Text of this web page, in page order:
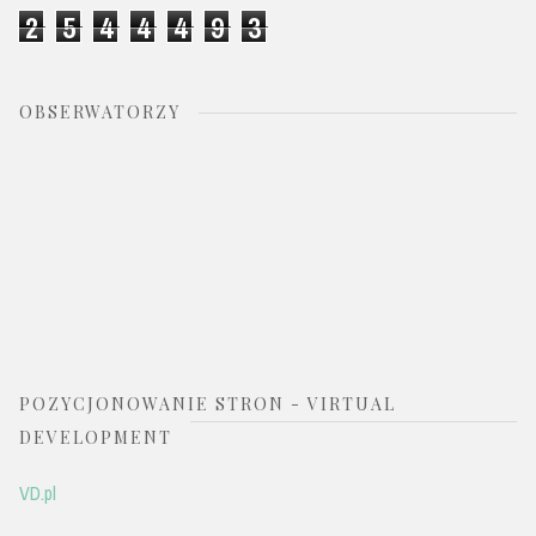
2 5 4 4 4 9 3
OBSERWATORZY
POZYCJONOWANIE STRON - VIRTUAL
DEVELOPMENT
VD.pl